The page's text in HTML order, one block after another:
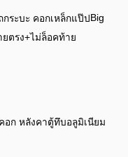
Big
ตรง+ไม่ล็อคท้าย